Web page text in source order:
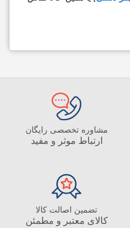
مشاوره تخصصی رایگان
ارتباط موثر و مفید
تضمین اصالت کالا
کالای معتبر و مطمئن